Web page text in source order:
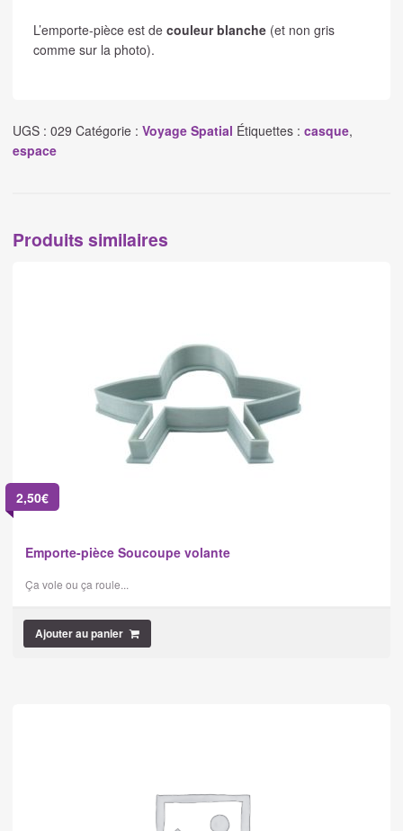
L’emporte-pièce est de couleur blanche(et non gris
comme sur la photo).
UGS : 029 Catégorie : Voyage Spatial Étiquettes : casque,
espace
Produits similaires
2,50€
Emporte-pièce Soucoupe volante
Ça vole ou ça roule...
Ajouter au panier